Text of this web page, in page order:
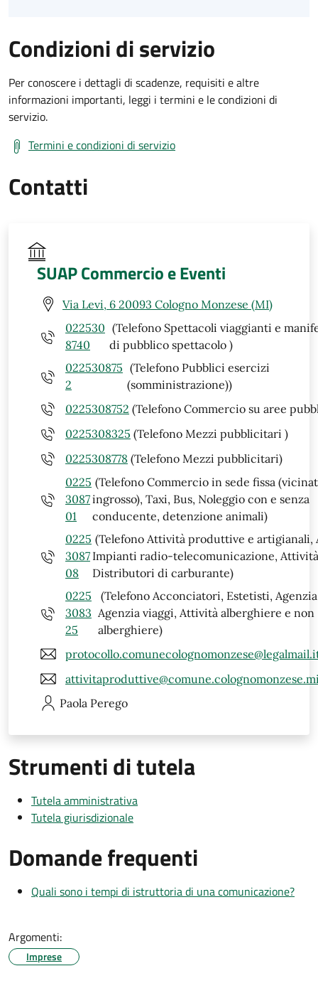
Condizioni di servizio
Per conoscere i dettagli di scadenze, requisiti e altre
informazioni importanti, leggi i termini e le condizioni di
servizio.
Termini e condizioni di servizio
Contatti
SUAP Commercio e Eventi
Via Levi, 6 20093 Cologno Monzese (MI)
022530
8740
(Telefono Spettacoli viaggianti e
di pubblico spettacolo )
022530875
2
(Telefono Pubblici esercizi
(somministrazione))
0225308752 (Telefono Commercio su aree
0225308325 (Telefono Mezzi pubblicitari )
0225308778 (Telefono Mezzi pubblicitari)
0225
3087
01
(Telefono Commercio in sede fissa
ingrosso), Taxi, Bus, Noleggio con e senza
conducente, detenzione animali)
0225
3087
08
(Telefono Attività produttive e artigianali,
Impianti radio-telecomunicazione,
Distributori di carburante)
0225
3083
25
(Telefono Acconciatori, Estetisti,
Agenzia viaggi, Attività alberghiere e non
alberghiere)
Paola Perego
Strumenti di tutela
Tutela amministrativa
Tutela giurisdizionale
Domande frequenti
Quali sono i tempi di istruttoria di una comunicazione?
Argomenti:
Imprese